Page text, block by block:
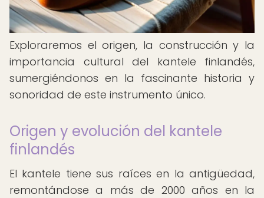
Exploraremos el origen, la construcción y la
importancia cultural del kantele finlandés,
sumergiéndonos en la fascinante historia y
sonoridad de este instrumento único.
Origen y evolución del kantele
finlandés
El kantele tiene sus raíces en la antigüedad,
remontándose a más de 2000 años en la